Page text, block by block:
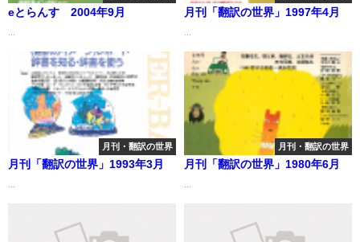
eとらんす 2004年9月 月刊「翻訳の世界」1997年4月
月刊・翻訳の世界
月刊「翻訳の世界」1993年3月
月刊・翻訳の世界
月刊「翻訳の世界」1980年6月